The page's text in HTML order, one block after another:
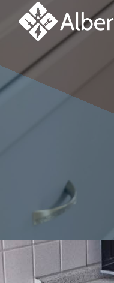
Panneau de gestion des